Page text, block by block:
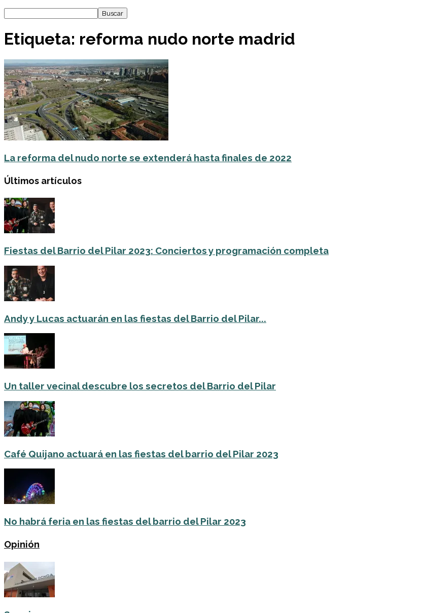
Etiqueta: reforma nudo norte madrid
La reforma del nudo norte se extenderá hasta finales de 2022
Últimos artículos
Fiestas del Barrio del Pilar 2023: Conciertos y programación completa
Andy y Lucas actuarán en las fiestas del Barrio del Pilar...
Un taller vecinal descubre los secretos del Barrio del Pilar
Café Quijano actuará en las fiestas del barrio del Pilar 2023
No habrá feria en las fiestas del barrio del Pilar 2023
Opinión